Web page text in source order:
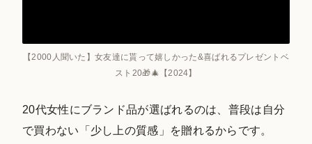
【2000人聞いた】女友達に貰って嬉しかった&喜ばれるプレゼントベ
スト20🎁🎄【2024】
20代女性にブランド品が選ばれるのは、普段は自分
で買わない「少し上の質感」を贈れるからです。